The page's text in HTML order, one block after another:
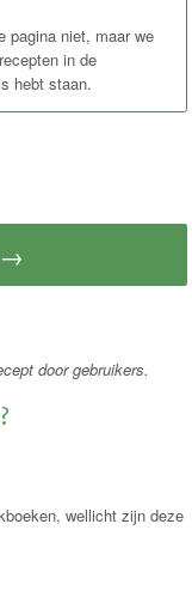
pagina niet, maar we
in de
hebt staan.
→
door gebruikers.
wellicht zijn deze